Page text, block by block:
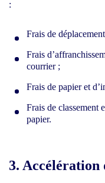
:
Frais de
Frais
courrier ;
Frais de papier et
Frais de classement
papier.
3. Accélération